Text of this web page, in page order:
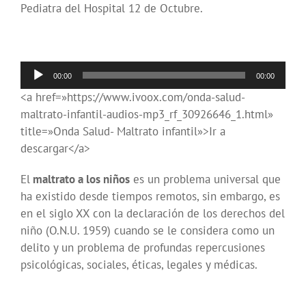
Pediatra del Hospital 12 de Octubre.
Reproductor
de
audio
00:00 00:00
<a href=»https://www.ivoox.com/onda-salud-
maltrato-infantil-audios-mp3_rf_30926646_1.html»
title=»Onda Salud- Maltrato infantil»>Ir a
descargar</a>
El maltrato a los niños es un problema universal que
ha existido desde tiempos remotos, sin embargo, es
en el siglo XX con la declaración de los derechos del
niño (O.N.U. 1959) cuando se le considera como un
delito y un problema de profundas repercusiones
psicológicas, sociales, éticas, legales y médicas.